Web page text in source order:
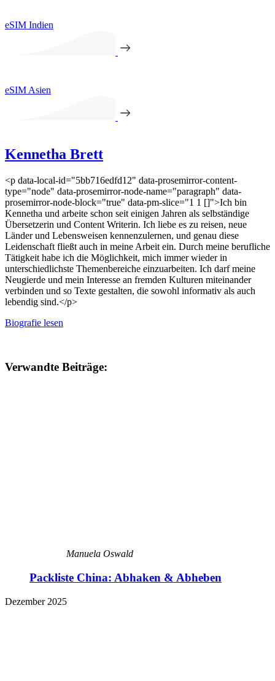
eSIM Indien
eSIM Asien
Kennetha Brett
<p data-local-id="5bb716edfd12" data-prosemirror-content-
type="node" data-prosemirror-node-name="paragraph" data-
prosemirror-node-block="true" data-pm-slice="1 1 []">Ich bin
Kennetha und arbeite schon seit einigen Jahren als selbständige
Übersetzerin und Content Writerin. Ich liebe es zu reisen, neue
Länder und Lebensweisen kennenzulernen, und genau diese
Leidenschaft fließt auch in meine Arbeit ein. Durch meine berufliche
Tätigkeit habe ich die Möglichkeit, mich immer wieder in
unterschiedlichste Themenbereiche einzuarbeiten. Ich darf meine
Neugierde und mein Interesse an fremden Kulturen miteinander
verbinden und so Texte gestalten, die sowohl informativ als auch
lebendig sind.</p>
Biografie lesen
Verwandte Beiträge:
Manuela Oswald
Packliste China: Abhaken & Abheben
Dezember 2025